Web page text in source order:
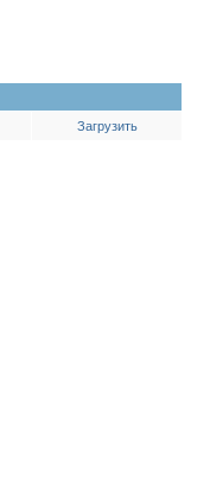
Загрузить